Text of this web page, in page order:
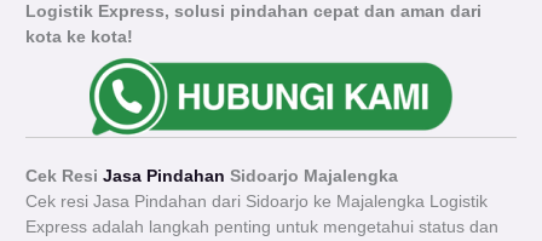
Logistik Express, solusi pindahan cepat dan aman dari
kota ke kota!
Cek ResiJasa Pindahan Sidoarjo Majalengka
Cek resi Jasa Pindahan dari Sidoarjo ke Majalengka Logistik
Express adalah langkah penting untuk mengetahui status dan